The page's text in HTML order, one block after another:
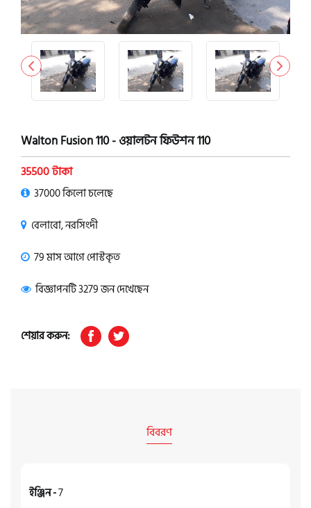
Walton Fusion 110 - ওয়ালটন ফিউশন 110
35500 টাকা
37000 কিলো চলেছে
বেলাবো, নরসিংদী
79 মাস আগে পোস্টকৃত
বিজ্ঞাপনটি 3279 জন দেখেছেন
শেয়ার করুন:
বিবরণ
ইঞ্জিন -7